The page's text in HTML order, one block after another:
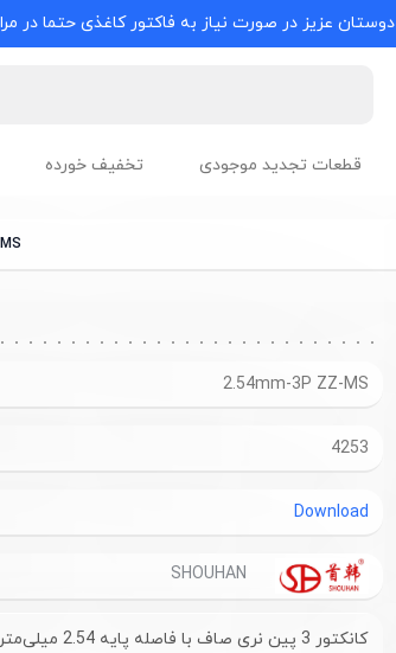
دوستان عزیز در صورت نیاز به فاکتور کاغذی حتما در
قطعات تجدید موجودی تخفیف خورده
2.54mm-3P ZZ-MS
4253
Download
کانکتور 3 پین نری صاف با فاصله پایه 2.54 میلی‌متر